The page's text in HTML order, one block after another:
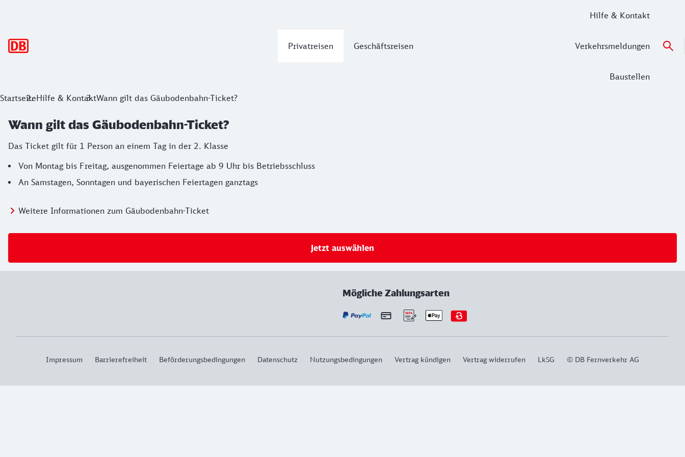
Privatreisen Geschäftsreisen
Hilfe & Kontakt
Verkehrsmeldungen
Baustellen
StartseiteHilfe & KontaktWann gilt das Gäubodenbahn-Ticket?
Wann gilt das Gäubodenbahn-Ticket?
Das Ticket gilt für 1 Person an einem Tag in der 2. Klasse
Von Montag bis Freitag, ausgenommen Feiertage ab 9 Uhr bis Betriebsschluss
An Samstagen, Sonntagen und bayerischen Feiertagen ganztags
Weitere Informationen zum Gäubodenbahn-Ticket
Jetzt auswählen
Mögliche Zahlungsarten
Impressum Barrierefreiheit Beförderungsbedingungen Datenschutz Nutzungsbedingungen Vertrag kündigen Vertrag widerrufen LkSG © DB Fernverkehr AG